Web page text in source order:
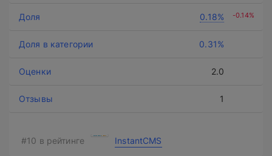
0.18% -0.14%
0.31%
2.0
1
InstantCMS